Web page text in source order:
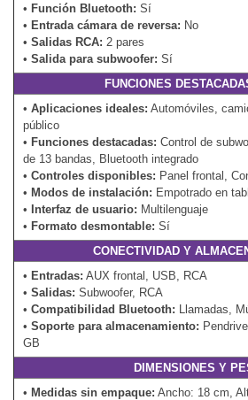
• Función Bluetooth: Sí
• Entrada cámara de reversa: No
• Salidas RCA: 2 pares
• Salida para subwoofer: Sí
FUNCIONES
• Aplicaciones ideales: Automóviles,
público
• Funciones destacadas: Control de
de 13 bandas, Bluetooth integrado
• Controles disponibles: Panel frontal,
• Modos de instalación: Empotrado en
•
Interfaz de usuario: Multilenguaje
• Formato desmontable: Sí
CONECTIVIDAD Y
• Entradas: AUX frontal, USB, RCA
• Salidas: Subwoofer, RCA
• Compatibilidad Bluetooth: Llamadas,
• Soporte para almacenamiento:
GB
DIMENSIONES Y
• Medidas sin empaque: Ancho: 18 cm,